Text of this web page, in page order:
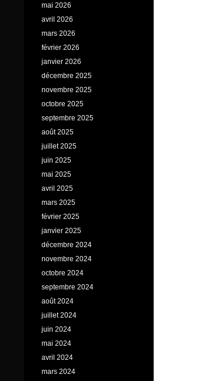
mai 2026
avril 2026
mars 2026
février 2026
janvier 2026
décembre 2025
novembre 2025
octobre 2025
septembre 2025
août 2025
juillet 2025
juin 2025
mai 2025
avril 2025
mars 2025
février 2025
janvier 2025
décembre 2024
novembre 2024
octobre 2024
septembre 2024
août 2024
juillet 2024
juin 2024
mai 2024
avril 2024
mars 2024